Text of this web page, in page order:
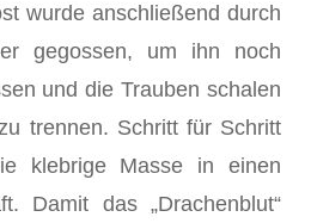
wurde anschließend durch
gegossen, um ihn noch
und die Trauben schalen
trennen. Schritt für Schritt
klebrige Masse in einen
Damit das „Drachenblut“